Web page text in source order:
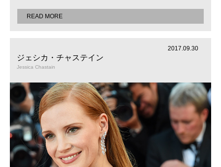
READ MORE
ジェシカ・チャステイン
Jessica Chastain
2017.09.30